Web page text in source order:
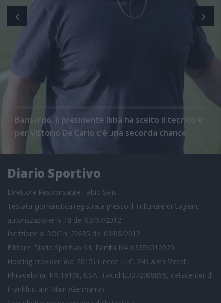
Barisardo, il presidente Ibba ha scelto il tecnico e
per Vittorio De Carlo c'è una seconda chance
Diario Sportivo
Direttore Responsabile Fabio Salis
Testata giornalistica registrata presso il Tribunale di Cagliari,
autorizzazione n. 18 del 03/07/2012
Iscrizione al ROC n. 22685 del 03/08/2012
Editore: Diario Sportivo Srl, Partita IVA 03356010920
Hosting provider: (dal 2015) Linode LLC, 249 Arch Street,
Philadelphia, PA 19106, USA, Tax id EU372008859, datacenter di
Frankfurt am Main (Germania)